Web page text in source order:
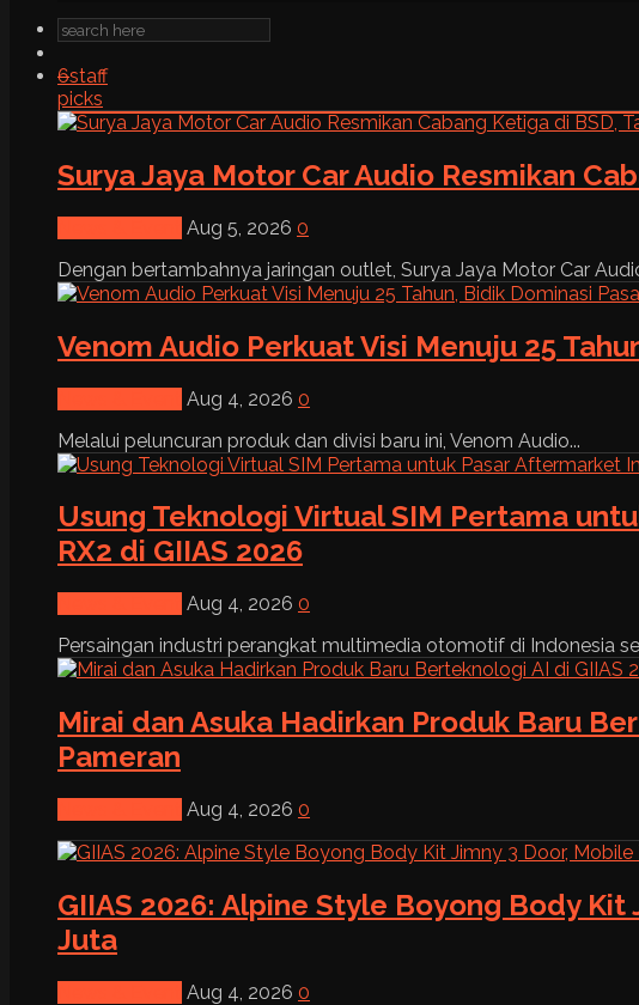
6staff
picks
Surya Jaya Motor Car Audio Resmikan
Aug 5, 2026 0
Dengan bertambahnya jaringan outlet, Surya Jaya Motor Car
Venom Audio Perkuat Visi Menuju 25
Aug 4, 2026 0
Melalui peluncuran produk dan divisi baru ini, Venom Audio...
Usung Teknologi Virtual SIM Pertama
RX2 di GIIAS 2026
Aug 4, 2026 0
Persaingan industri perangkat multimedia otomotif di Indonesia
Mirai dan Asuka Hadirkan Produk Baru
Pameran
Aug 4, 2026 0
GIIAS 2026: Alpine Style Boyong Body
Juta
Aug 4, 2026 0